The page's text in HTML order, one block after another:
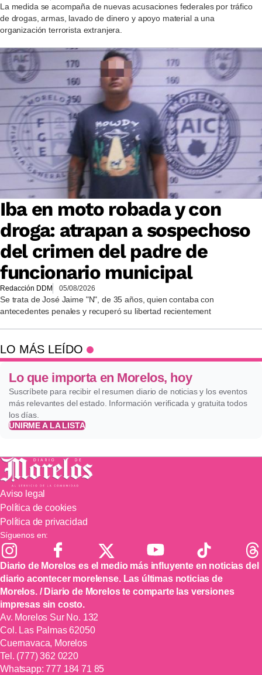
La medida se acompaña de nuevas acusaciones federales por tráfico
de drogas, armas, lavado de dinero y apoyo material a una
organización terrorista extranjera.
Iba en moto robada y con
droga: atrapan a sospechoso
del crimen del padre de
funcionario municipal
Redacción DDM 05/08/2026
Se trata de José Jaime "N", de 35 años, quien contaba con
antecedentes penales y recuperó su libertad recientement
LO MÁS LEÍDO
Lo que importa en Morelos, hoy
Suscríbete para recibir el resumen diario de noticias y los eventos
más relevantes del estado. Información verificada y gratuita todos
los días.
UNIRME A LA LISTA
Aviso legal
Política de cookies
Política de privacidad
Síguenos en:
Diario de Morelos es el medio más influyente en noticias del
diario acontecer morelense. Las últimas noticias de
Morelos. / Diario de Morelos te comparte las versiones
impresas sin costo.
Av. Morelos Sur No. 132
Col. Las Palmas 62050
Cuernavaca, Morelos
Tel. (777) 362 0220
Whatsapp: 777 184 71 85